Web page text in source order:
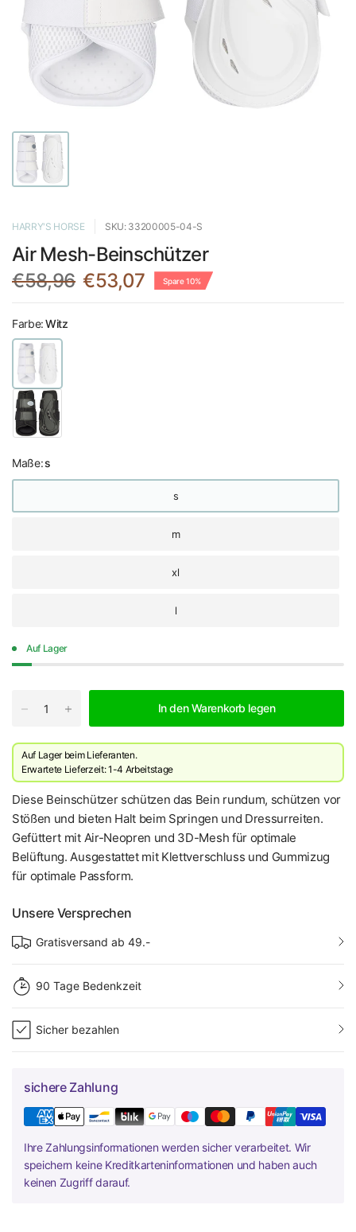
HARRY'S HORSE SKU: 33200005-04-S
Air Mesh-Beinschützer
€58,96 €53,07 Spare 10%
Farbe:Witz
Maße:s
s
m
xl
l
Auf Lager
In den Warenkorb legen
Auf Lager beim Lieferanten.
Erwartete Lieferzeit: 1-4 Arbeitstage
Diese Beinschützer schützen das Bein rundum, schützen vor
Stößen und bieten Halt beim Springen und Dressurreiten.
Gefüttert mit Air-Neopren und 3D-Mesh für optimale
Belüftung. Ausgestattet mit Klettverschluss und Gummizug
für optimale Passform.
Unsere Versprechen
Gratisversand ab 49.-
90 Tage Bedenkzeit
Sicher bezahlen
sichere Zahlung
Ihre Zahlungsinformationen werden sicher verarbeitet. Wir
speichern keine Kreditkarteninformationen und haben auch
keinen Zugriff darauf.